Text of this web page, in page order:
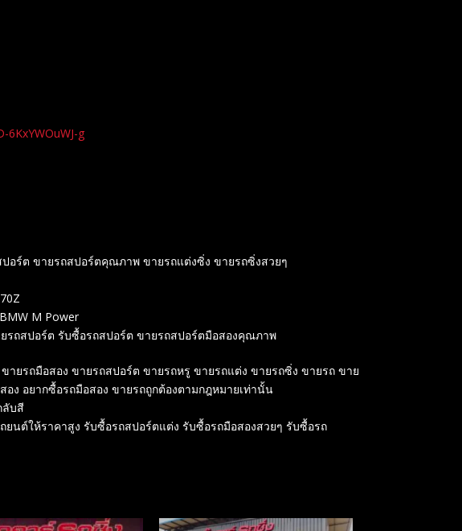
6KxYWOuWJ-g
ร์ต ขายรถสปอร์ตคุณภาพ ขายรถแต่งซิ่ง ขายรถซิ่งสวยๆ
M Power
รถสปอร์ต รับซื้อรถสปอร์ต ขายรถสปอร์ตมือสองคุณภาพ
ยรถมือสอง ขายรถสปอร์ต ขายรถหรู ขายรถแต่ง ขายรถซิ่ง ขายรถ ขาย
ง อยากซื้อรถมือสอง ขายรถถูกต้องตามกฎหมายเท่านั้น
บสี
นต์ให้ราคาสูง รับซื้อรถสปอร์ตแต่ง รับซื้อรถมือสองสวยๆ รับซื้อรถ